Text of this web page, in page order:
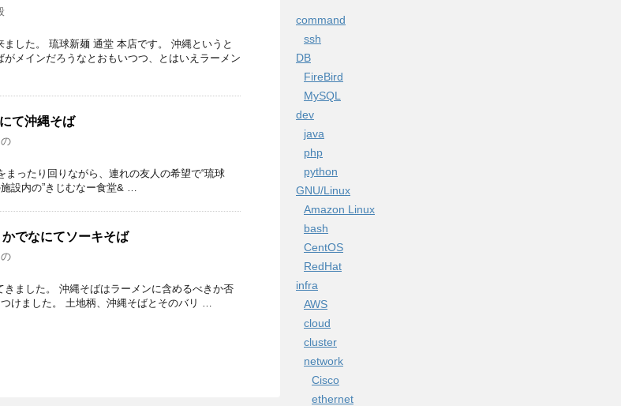
した。 琉球新麺 通堂 本店です。 沖縄というと
メインだろうなとおもいつつ、とはいえラーメン
て沖縄そば
ったり回りながら、連れの友人の希望で“琉球
設内の”きじむなー食堂& …
でなにてソーキそば
ました。 沖縄そばはラーメンに含めるべきか否
けました。 土地柄、沖縄そばとそのバリ …
command
ssh
DB
FireBird
MySQL
dev
java
php
python
GNU/Linux
Amazon Linux
bash
CentOS
RedHat
infra
AWS
cloud
cluster
network
Cisco
ethernet